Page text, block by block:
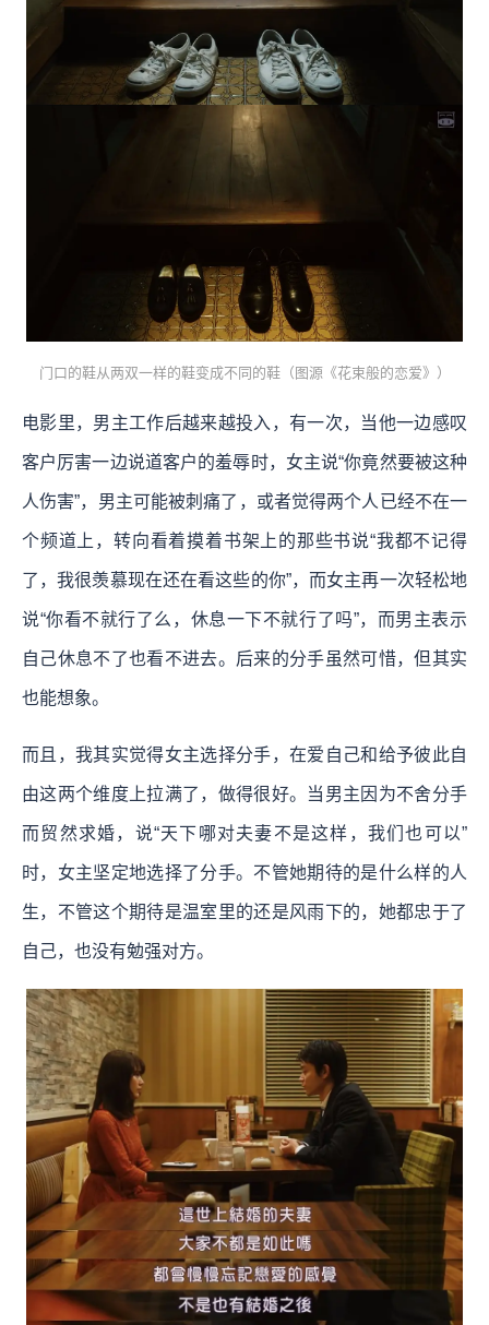
门口的鞋从两双一样的鞋变成不同的鞋（图源《花束般的恋爱》）
电影里，男主工作后越来越投入，有一次，当他一边感叹
客户厉害一边说道客户的羞辱时，女主说“你竟然要被这种
人伤害”，男主可能被刺痛了，或者觉得两个人已经不在一
个频道上，转向看着摸着书架上的那些书说“我都不记得
了，我很羡慕现在还在看这些的你”，而女主再一次轻松地
说“你看不就行了么，休息一下不就行了吗”，而男主表示
自己休息不了也看不进去。后来的分手虽然可惜，但其实
也能想象。
而且，我其实觉得女主选择分手，在爱自己和给予彼此自
由这两个维度上拉满了，做得很好。当男主因为不舍分手
而贸然求婚，说“天下哪对夫妻不是这样，我们也可以”
时，女主坚定地选择了分手。不管她期待的是什么样的人
生，不管这个期待是温室里的还是风雨下的，她都忠于了
自己，也没有勉强对方。